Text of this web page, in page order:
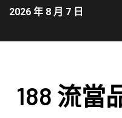
2026 年 8 月 7 日
188 流當